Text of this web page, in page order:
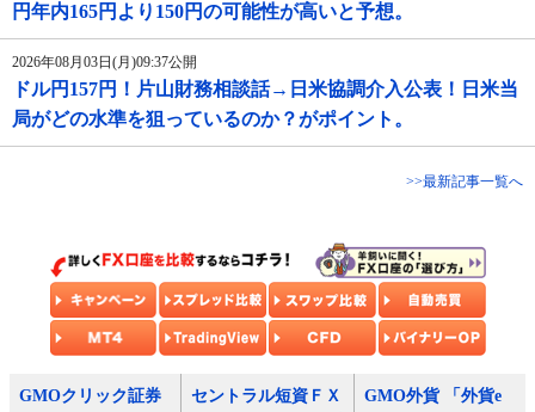
円年内165円より150円の可能性が高いと予想。
2026年08月03日(月)09:37公開
ドル円157円！片山財務相談話→日米協調介入公表！日米当
局がどの水準を狙っているのか？がポイント。
>>最新記事一覧へ
GMOクリック証券
セントラル短資ＦＸ
GMO外貨 「外貨e